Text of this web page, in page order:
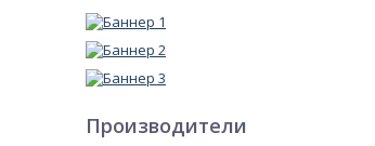
Производители